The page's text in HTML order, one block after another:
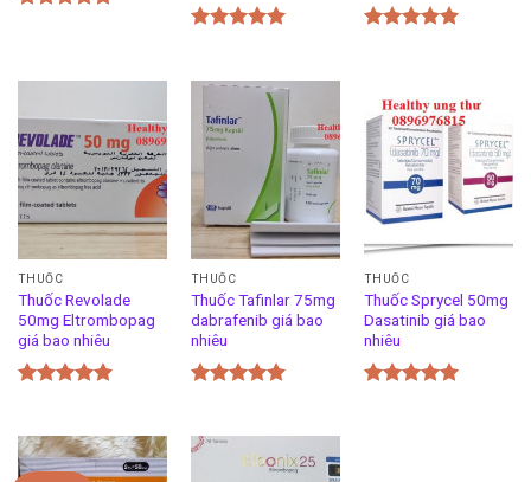
5 sao
THUỐC
Thuốc Revolade
50mg Eltrombopag
giá bao nhiêu
5 sao
THUỐC
Thuốc Tafinlar 75mg
dabrafenib giá bao
nhiêu
5 sao
THUỐC
Thuốc Sprycel 50mg
Dasatinib giá bao
nhiêu